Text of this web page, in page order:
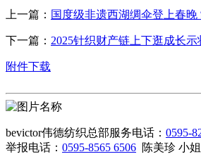
上一篇： 国度级非遗西湖绸伞登上春
下一篇： 2025针织财产链上下逛成长
附件下载
bevictor伟德纺织总部服务电话： 0595-
举报电话： 0595-8565 6506 陈美珍 小